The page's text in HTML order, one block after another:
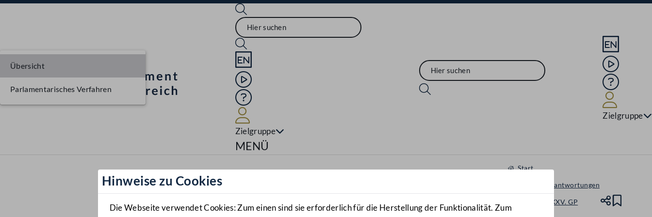
Sprache English
Mediathek
Hilfe
Zielgruppe
Navigationsmenü öffnen
MENÜ
Sprache
Mediathek
Hilfe
Zielgruppe
Hinweise zu Cookies
Die Webseite verwendet Cookies: Zum einen sind sie erforderlich für die Herstellung der Funktionalität. Zum
Start
Anfragen & Beantwortungen
Nationalrat - XXV. GP
Übersicht
Parlamentarisches Verfahren